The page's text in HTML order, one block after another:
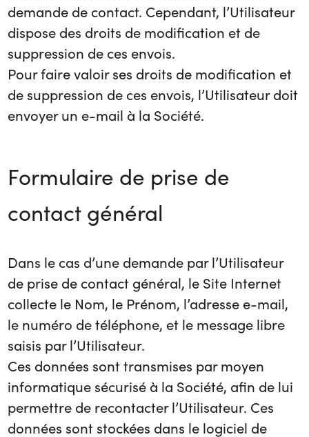
demande de contact. Cependant, l’Utilisateur
dispose des droits de modification et de
suppression de ces envois.
Pour faire valoir ses droits de modification et
de suppression de ces envois, l’Utilisateur doit
envoyer un e-mail à la Société.
Formulaire de prise de
contact général
Dans le cas d’une demande par l’Utilisateur
de prise de contact général, le Site Internet
collecte le Nom, le Prénom, l’adresse e-mail,
le numéro de téléphone, et le message libre
saisis par l’Utilisateur.
Ces données sont transmises par moyen
informatique sécurisé à la Société, afin de lui
permettre de recontacter l’Utilisateur. Ces
données sont stockées dans le logiciel de